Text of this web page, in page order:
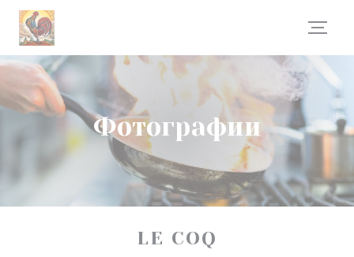
Панель управления cookies
Фотографии
LE COQ